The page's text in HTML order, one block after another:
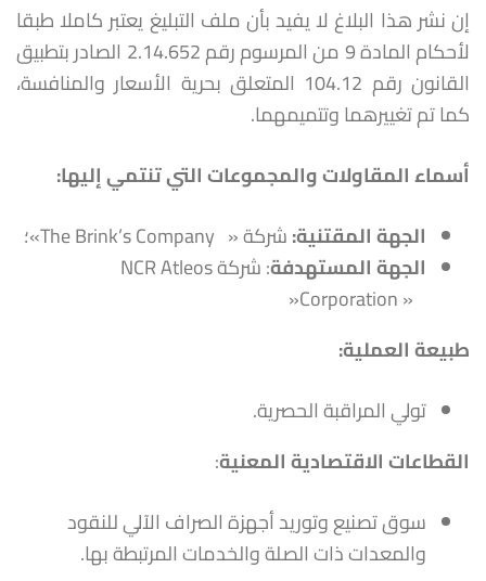
إن نشر هذا البلاغ لا يفيد بأن ملف التبليغ يعتبر كاملا طبقا
لأحكام المادة 9 من المرسوم رقم 2.14.652 الصادر بتطبيق
القانون رقم 104.12 المتعلق بحرية الأسعار والمنافسة،
كما تم تغييرهما وتتميمهما.
أسماء المقاولات والمجموعات التي تنتمي إليها:
الجهة المقتنية:شركة «The Brink’s Company ‎ ‎ ‎»؛
الجهةالمستهدفة
: شركة NCR Atleos
Corporation » ‎ ‎ ‎‏« ‏
طبيعة العملية:
تولي المراقبة الحصرية‏.
القطاعات الاقتصادية المعنية: